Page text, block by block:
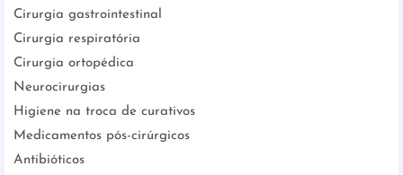
Cirurgia gastrointestinal
Cirurgia respiratória
Cirurgia ortopédica
Neurocirurgias
Higiene na troca de curativos
Medicamentos pós-cirúrgicos
Antibióticos